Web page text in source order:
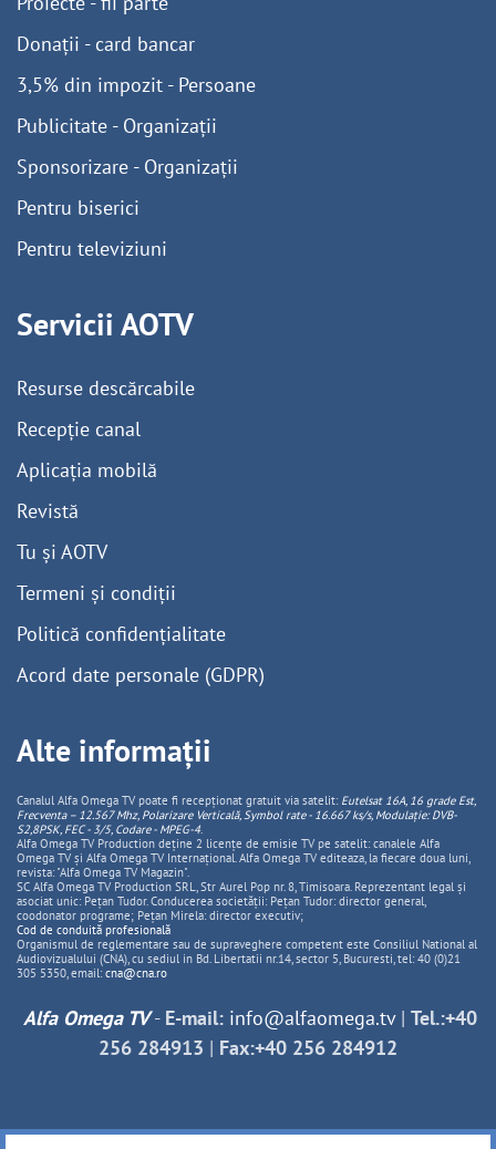
Donații - card bancar
3,5% din impozit - Persoane
Publicitate - Organizații
Sponsorizare - Organizații
Pentru biserici
Pentru televiziuni
Servicii AOTV
Resurse descărcabile
Recepție canal
Aplicația mobilă
Revistă
Tu și AOTV
Termeni și condiții
Politică confidențialitate
Acord date personale (GDPR)
Alte informații
Canalul Alfa Omega TV poate fi recepționat gratuit via satelit: Eutelsat 16A, 16 grade Est,
Frecventa – 12.567 Mhz, PolarizareVerticală, Symbol rate - 16.667 ks/s, Modulație: DVB-
S2,8PSK, FEC - 3/5, Codare - MPEG-4.
Alfa Omega TV Production deține 2 licențe de emisie TV pe satelit: canalele Alfa
Omega TV și Alfa Omega TV Internațional. Alfa Omega TV editeaza, la fiecare doua luni,
revista: "Alfa Omega TV Magazin".
SC Alfa Omega TV Production SRL, Str Aurel Pop nr. 8, Timisoara. Reprezentant legal și
asociat unic: Pețan Tudor. Conducerea societății: Pețan Tudor: director general,
coodonator programe; Pețan Mirela: director executiv;
Cod de conduită profesională
Organismul de reglementare sau de supraveghere competent este Consiliul National al
Audiovizualului (CNA), cu sediul in Bd. Libertatii nr.14, sector 5, Bucuresti, tel: 40 (0)21
305 5350, email: cna@cna.ro
Alfa Omega TV- E-mail: info@alfaomega.tv| Tel.:+40
256 284913 | Fax:+40 256 284912